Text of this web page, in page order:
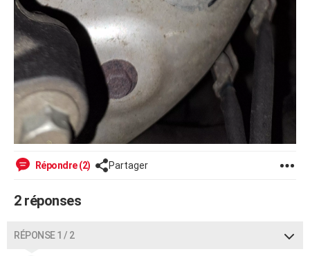
Répondre (2) Partager
2 réponses
RÉPONSE 1 / 2